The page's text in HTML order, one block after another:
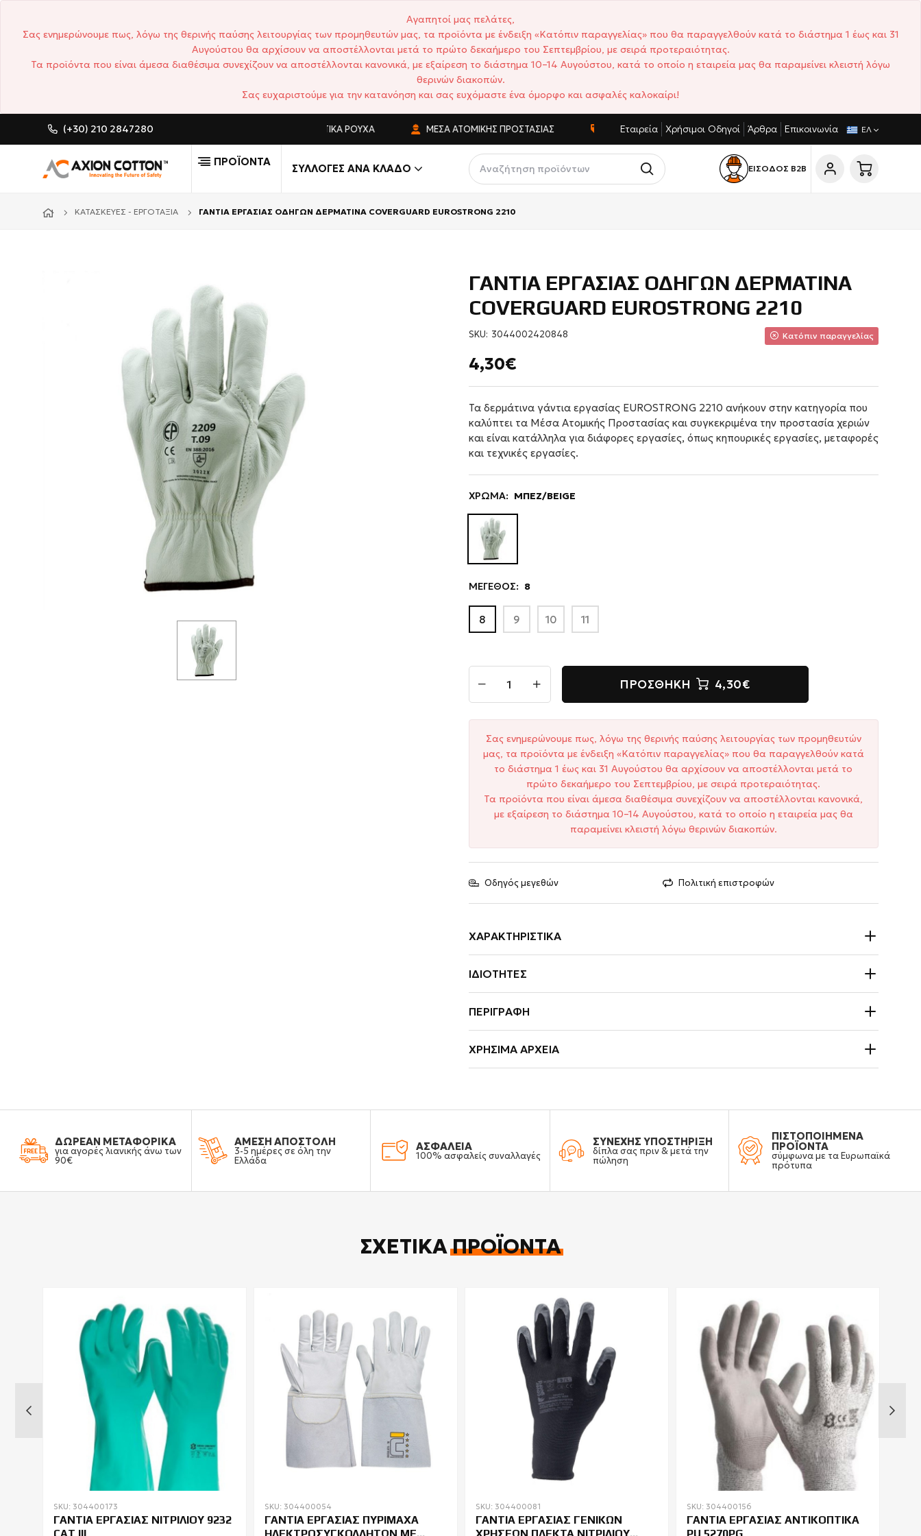
Αγαπητοί μας πελάτες,
Σας ενημερώνουμε πως, λόγω της θερινής παύσης λειτουργίας των προμηθευτών μας, τα προϊόντα με ένδειξη «Κατόπιν παραγγελίας» που θα παραγγελθούν κατά το διάστημα 1 έως και 31
Αυγούστου θα αρχίσουν να αποστέλλονται μετά το πρώτο δεκαήμερο του Σεπτεμβρίου, με σειρά προτεραιότητας.
Τα προϊόντα που είναι άμεσα διαθέσιμα συνεχίζουν να αποστέλλονται κανονικά, με εξαίρεση το διάστημα 10–14 Αυγούστου, κατά το οποίο η εταιρεία μας θα παραμείνει κλειστή λόγω
θερινών διακοπών.
Σας ευχαριστούμε για την κατανόηση και σας ευχόμαστε ένα όμορφο και ασφαλές καλοκαίρι!
(+30) 210 2847280 CUSTOM MADE ΕΠΑΓΓΕΛΜΑΤΙΚΆ ΡΟΎΧΑ ΜΈΣΑ ΑΤΟΜΙΚΉΣ ΠΡΟΣΤΑΣΊΑΣ ΑΝΤΑΓΩΝΙΣΤΙΚΈΣ ΤΙΜΈΣ ΣΎΝΤΟΜΟΙ ΧΡΌΝΟΙ ΠΑΡΆΔΟΣΗΣ
Εταιρεία Χρήσιμοι Οδηγοί Άρθρα Επικοινωνία ΕΛ
ΠΡΟΪΟΝΤΑ
ΣΥΛΛΟΓΈΣ ΑΝΆ ΚΛΆΔΟ ΕΙΣΟΔΟΣ Β2Β
ΚΑΤΑΣΚΕΥΈΣ - ΕΡΓΟΤΆΞΙΑ ΓΑΝΤΙΑ ΕΡΓΑΣΙΑΣ ΟΔΗΓΩΝ ΔΕΡΜΑΤΙΝΑ COVERGUARD EUROSTRONG 2210
ΓΑΝΤΙΑ ΕΡΓΑΣΙΑΣ ΟΔΗΓΩΝ ΔΕΡΜΑΤΙΝΑ
COVERGUARD EUROSTRONG 2210
SKU: 3044002420848 Κατόπιν παραγγελίας
4,30€
Τα δερμάτινα γάντια εργασίας EUROSTRONG 2210 ανήκουν στην κατηγορία που
καλύπτει τα Μέσα Ατομικής Προστασίας και συγκεκριμένα την προστασία χεριών
και είναι κατάλληλα για διάφορες εργασίες, όπως κηπουρικές εργασίες, μεταφορές
και τεχνικές εργασίες.
ΧΡΩΜΑ: ΜΠΕΖ/BEIGE
ΜΕΓΕΘΟΣ: 8
8 9 10 11
ΠΡΟΣΘΉΚΗ 4,30€
Σας ενημερώνουμε πως, λόγω της θερινής παύσης λειτουργίας των προμηθευτών
μας, τα προϊόντα με ένδειξη «Κατόπιν παραγγελίας» που θα παραγγελθούν κατά
το διάστημα 1 έως και 31 Αυγούστου θα αρχίσουν να αποστέλλονται μετά το
πρώτο δεκαήμερο του Σεπτεμβρίου, με σειρά προτεραιότητας.
Τα προϊόντα που είναι άμεσα διαθέσιμα συνεχίζουν να αποστέλλονται κανονικά,
με εξαίρεση το διάστημα 10–14 Αυγούστου, κατά το οποίο η εταιρεία μας θα
παραμείνει κλειστή λόγω θερινών διακοπών.
Οδηγός μεγεθών Πολιτική επιστροφών
ΧΑΡΑΚΤΗΡΙΣΤΙΚΆ
ΙΔΙΌΤΗΤΕΣ
ΠΕΡΙΓΡΑΦΉ
ΧΡΉΣΙΜΑ ΑΡΧΕΊΑ
ΔΩΡΕΑΝ ΜΕΤΑΦΟΡΙΚΑ
για αγορές λιανικής άνω των
90€
ΑΜΕΣΗ ΑΠΟΣΤΟΛΗ
3-5 ημέρες σε όλη την
Ελλάδα
ΑΣΦΑΛΕΙΑ
100% ασφαλείς συναλλαγές
ΣΥΝΕΧΗΣ ΥΠΟΣΤΗΡΙΞΗ
δίπλα σας πριν & μετά την
πώληση
ΠΙΣΤΟΠΟΙΗΜΕΝΑ
ΠΡΟΪΟΝΤΑ
σύμφωνα με τα Ευρωπαϊκά
πρότυπα
ΣΧΕΤΙΚΆΠΡΟΪΌΝΤΑ
SKU: 304400173
ΓΑΝΤΙΑ ΕΡΓΑΣΙΑΣ ΝΙΤΡΙΛΙΟΥ 9232
SKU: 304400054
ΓΑΝΤΙΑ ΕΡΓΑΣΙΑΣ ΠΥΡΙΜΑΧΑ
SKU: 304400081
ΓΑΝΤΙΑ ΕΡΓΑΣΙΑΣ ΓΕΝΙΚΩΝ
SKU: 304400156
ΓΑΝΤΙΑ ΕΡΓΑΣΙΑΣ ΑΝΤΙΚΟΠΤΙΚΑ